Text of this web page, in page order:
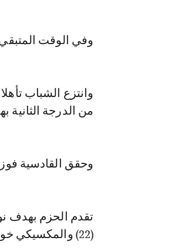
وفي الوقت
وانتزع الشباب
من الدرجة الثانية بهدف
وحقق القادسية
(22) والمكسيكي خوليان كينيونيس (54 و63 من ركلة جزاء).